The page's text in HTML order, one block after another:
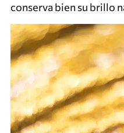
conserva bien su brillo